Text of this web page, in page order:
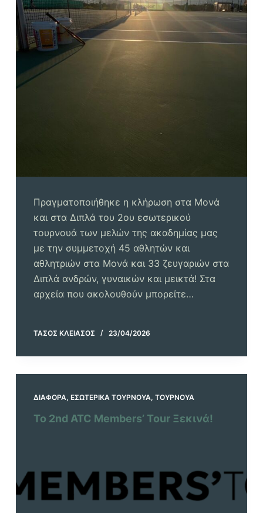
Πραγματοποιήθηκε η κλήρωση στα Μονά
και στα Διπλά του 2ου εσωτερικού
τουρνουά των μελών της ακαδημίας μας
με την συμμετοχή 45 αθλητών και
αθλητριών στα Μονά και 33 ζευγαριών στα
Διπλά ανδρών, γυναικών και μεικτά! Στα
αρχεία που ακολουθούν μπορείτε…
ΤΆΣΟΣ ΚΛΕΙΆΣΟΣ 23/04/2026
ΔΙΆΦΟΡΑ, ΕΣΩΤΕΡΙΚΆ ΤΟΥΡΝΟΥΆ, ΤΟΥΡΝΟΥΆ
Το 2nd ATC Members’ Tour Ξεκινά!